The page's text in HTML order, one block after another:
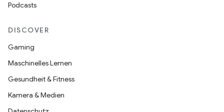
Podcasts
DISCOVER
Gaming
Maschinelles Lernen
Gesundheit & Fitness
Kamera & Medien